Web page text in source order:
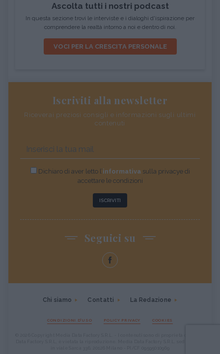
Ascolta tutti i nostri podcast
In questa sezione trovi le interviste e i dialoghi d'ispirazione per
comprendere la realtà intorno a noi e dentro di noi.
VOCI PER LA CRESCITA PERSONALE
Iscriviti alla newsletter
Riceverai preziosi consigli e informazioni sugli ultimi
contenuti
Dichiaro di aver letto l’informativa sulla privacye di
accettare le condizioni
ISCRIVITI
Seguici su
Chi siamo Contatti La Redazione
CONDIZIONI D'USO POLICY PRIVACY COOKIES